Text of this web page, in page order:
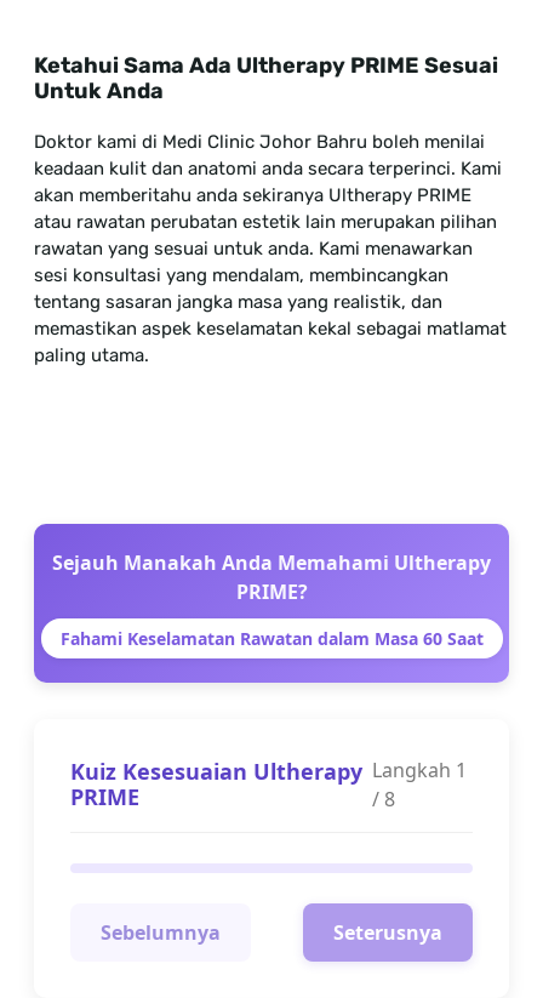
Ketahui Sama Ada Ultherapy PRIME Sesuai
Untuk Anda
Doktor kami di Medi Clinic Johor Bahru boleh menilai
keadaan kulit dan anatomi anda secara terperinci. Kami
akan memberitahu anda sekiranya Ultherapy PRIME
atau rawatan perubatan estetik lain merupakan pilihan
rawatan yang sesuai untuk anda. Kami menawarkan
sesi konsultasi yang mendalam, membincangkan
tentang sasaran jangka masa yang realistik, dan
memastikan aspek keselamatan kekal sebagai matlamat
paling utama.
Sejauh Manakah Anda Memahami Ultherapy
PRIME?
Fahami Keselamatan Rawatan dalam Masa 60 Saat
Kuiz Kesesuaian Ultherapy
PRIME
Langkah 1
/ 8
Sebelumnya Seterusnya